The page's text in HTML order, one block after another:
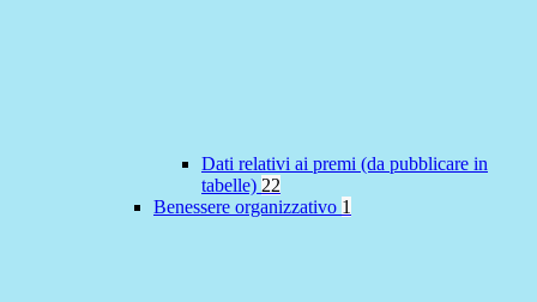
Dati relativi ai premi (da pubblicare in
tabelle) 22
Benessere organizzativo 1